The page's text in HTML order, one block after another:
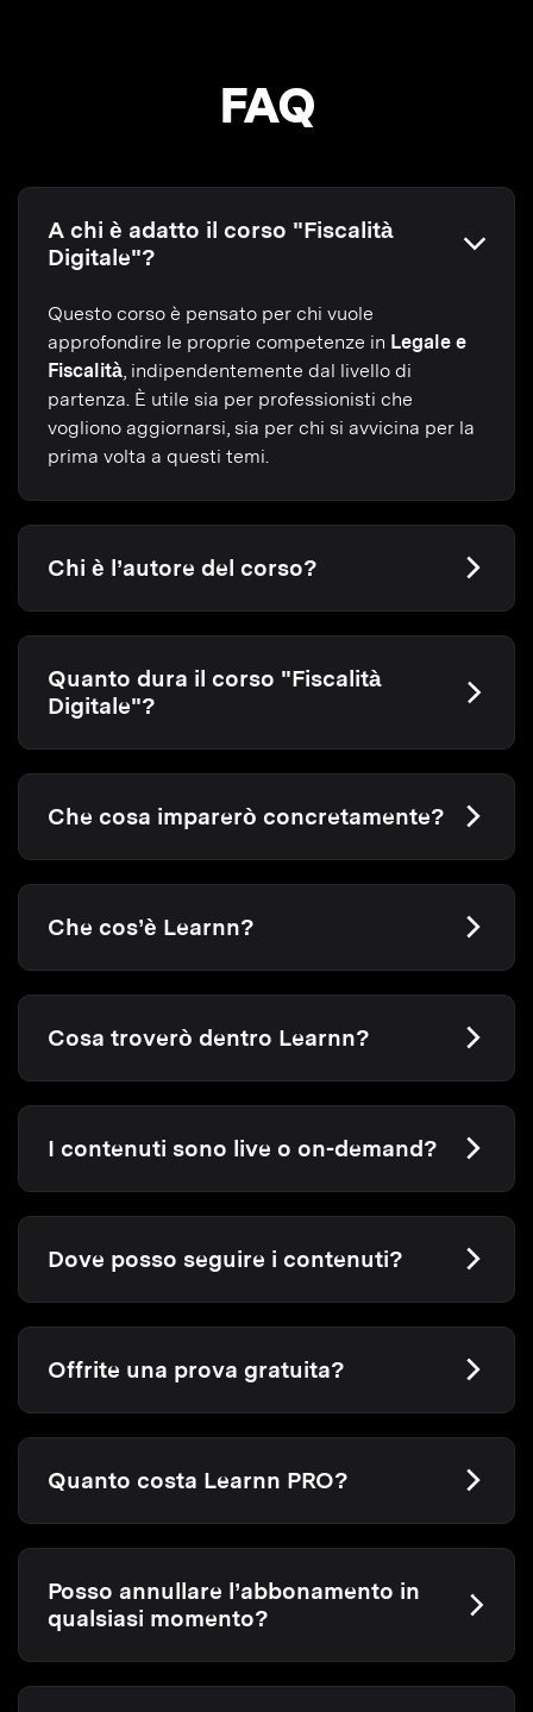
FAQ
A chi è adatto il corso "Fiscalità
Digitale"?
Questo corso è pensato per chi vuole
approfondire le proprie competenze in Legale e
Fiscalità , indipendentemente dal livello di
partenza. È utile sia per professionisti che
vogliono aggiornarsi, sia per chi si avvicina per la
prima volta a questi temi.
Chi è l’autore del corso?
Quanto dura il corso "Fiscalità
Digitale"?
Che cosa imparerò concretamente?
Che cos’è Learnn?
Cosa troverò dentro Learnn?
I contenuti sono live o on-demand?
Dove posso seguire i contenuti?
Offrite una prova gratuita?
Quanto costa Learnn PRO?
Posso annullare l’abbonamento in
qualsiasi momento?